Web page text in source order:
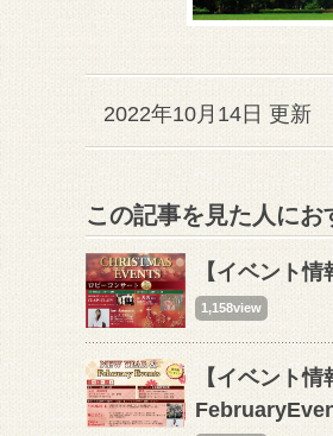
2022年10月14日 更新
この記事を見た人にお
【イベント
1,158view
【イベント